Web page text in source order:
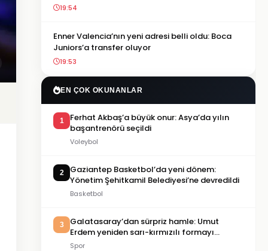
19:54
Enner Valencia’nın yeni adresi belli oldu: Boca
Juniors’a transfer oluyor
19:53
EN ÇOK OKUNANLAR
1
Ferhat Akbaş’a büyük onur: Asya’da yılın
başantrenörü seçildi
Voleybol
2
Gaziantep Basketbol’da yeni dönem:
Yönetim Şehitkamil Belediyesi’ne devredildi
Basketbol
3
Galatasaray’dan sürpriz hamle: Umut
Erdem yeniden sarı-kırmızılı formayı
giyecek
Spor